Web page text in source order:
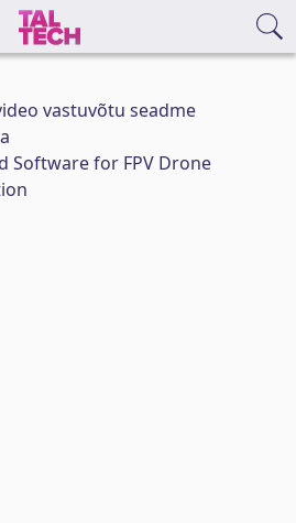
vastuvõtu seadme
Software for FPV Drone